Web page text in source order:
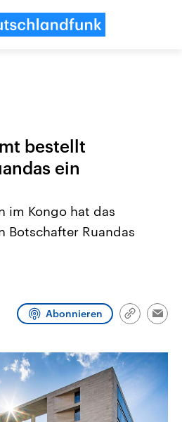
aus
den mächtigsten Ländern
mit großem Einfluss auf
aktuelle Weltgeschehen.
Podcasts
bestellt
ein
im Kongo hat das
Botschafter Ruandas
Abonnieren
Link